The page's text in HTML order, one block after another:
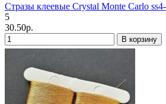
Стразы клеевые Crystal Monte Carlo
5
30.50р.
В корзину